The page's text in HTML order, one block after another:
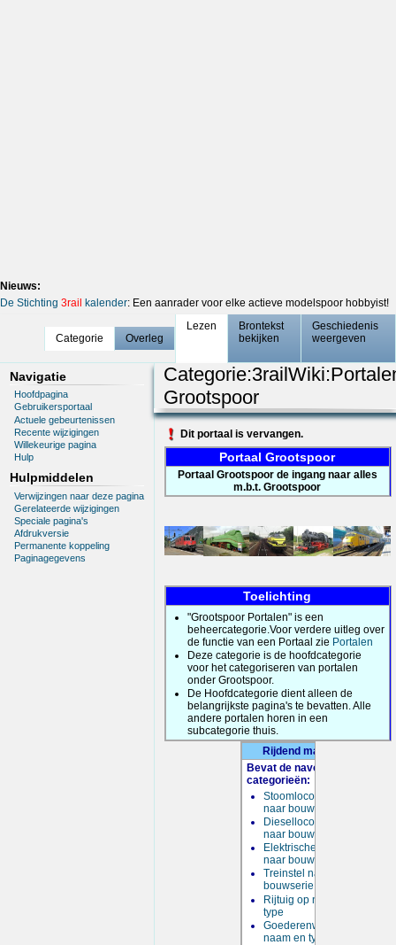
Nieuws:
De Stichting 3rail kalender: Een aanrader voor elke actieve modelspoor hobbyist!
Categorie Overleg
Lezen
Brontekst
bekijken
Geschiedenis
weergeven
Navigatie
Hoofdpagina
Gebruikersportaal
Actuele gebeurtenissen
Recente wijzigingen
Willekeurige pagina
Hulp
Hulpmiddelen
Verwijzingen naar deze pagina
Gerelateerde wijzigingen
Speciale pagina's
Afdrukversie
Permanente koppeling
Paginagegevens
Categorie:
Grootspoor
Dit portaal is vervangen.
Portaal Grootspoor
Portaal Grootspoor de ingang naar alles
m.b.t. Grootspoor
Toelichting
"Grootspoor Portalen" is een
beheercategorie.Voor verdere uitleg over
de functie van een Portaal zie Portalen
Deze categorie is de hoofdcategorie
voor het categoriseren van portalen
onder Grootspoor.
De Hoofdcategorie dient alleen de
belangrijkste pagina's te bevatten. Alle
andere portalen horen in een
subcategorie thuis.
Rijdend materieel
Bevat de navolgende
categorieën:
Stoomlocomotief
naar bouwserie
Diesellocomotief
naar bouwserie
Elektrischelocomotief
naar bouwserie
Treinstel naar
bouwserie
Rijtuig op naam en
type
Goederenwagon op
naam en type